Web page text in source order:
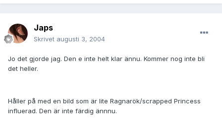
Japs
Skrivet augusti 3, 2004
Jo det gjorde jag. Den e inte helt klar ännu. Kommer nog inte bli
det heller.
Håller på med en bild som är lite Ragnarök/scrapped Princess
influerad. Den är inte färdig ännnu.